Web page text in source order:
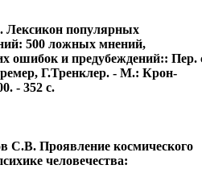
Лексикон популярных
500 ложных мнений,
ошибок и предубеждений:: Пер.
Г.Тренклер. - М.: Крон-
- 352 с.
С.В. Проявление космического
человечества: